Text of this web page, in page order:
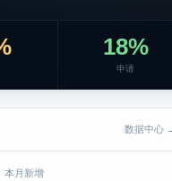
18%
申请
数据中心
本月新增